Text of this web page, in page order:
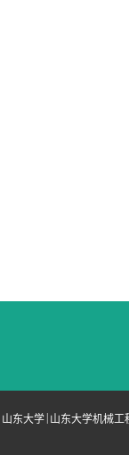
山东大学 | 山东大学机械工